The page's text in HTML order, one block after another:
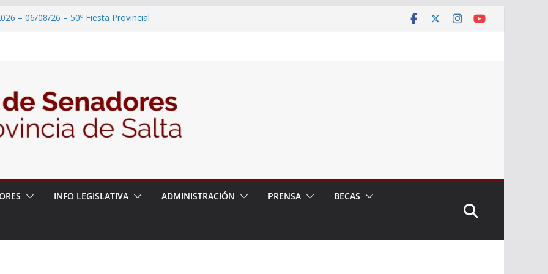
– 06/08/26 – 50º Fiesta Provincial
del Dr. Víctor Alfredo Frías
– 06/08/26 – 82° Edición de la Expo
– 06/08/26 – “Historia y memoria
del pueblo Kolla en el municipio de
INFO LEGISLATIVA ADMINISTRACIÓN PRENSA BECAS